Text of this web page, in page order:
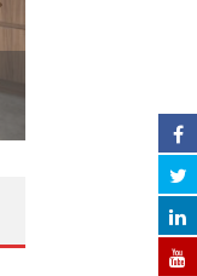
EL INODORO